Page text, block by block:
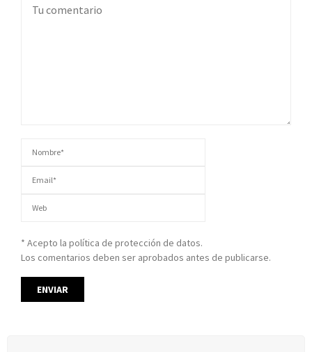
* Acepto la política de protección de datos.
Los comentarios deben ser aprobados antes de publicarse.